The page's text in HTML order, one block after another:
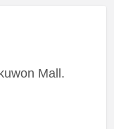
Mall.